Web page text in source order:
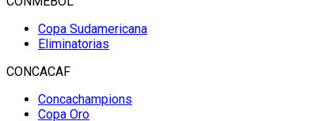
Copa Sudamericana
Eliminatorias
CONCACAF
Concachampions
Copa Oro